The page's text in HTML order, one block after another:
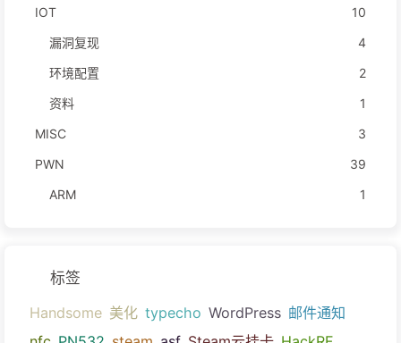
IOT
10
漏洞复现
4
环境配置
2
资料
1
MISC
3
PWN
39
ARM
1
标签
Handsome 美化 typecho WordPress 邮件通知